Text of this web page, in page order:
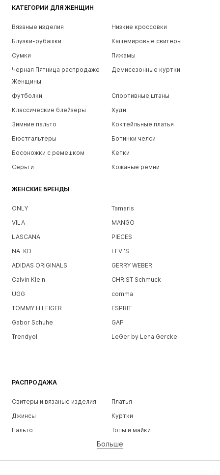
КАТЕГОРИИ ДЛЯ ЖЕНЩИН
Вязаные изделия
Низкие кроссовки
Блузки-рубашки
Кашемировые свитеры
Сумки
Пижамы
Черная Пятница распродаже
Женщины
Демисезонные куртки
Футболки
Спортивные штаны
Классические блейзеры
Худи
Зимние пальто
Коктейльные платья
Бюстгальтеры
Ботинки челси
Босоножки с ремешком
Кепки
Серьги
Кожаные ремни
ЖЕНСКИЕ БРЕНДЫ
ONLY
Tamaris
VILA
MANGO
LASCANA
PIECES
NA-KD
LEVI'S
ADIDAS ORIGINALS
GERRY WEBER
Calvin Klein
CHRIST Schmuck
UGG
comma
TOMMY HILFIGER
ESPRIT
Gabor Schuhe
GAP
Trendyol
LeGer by Lena Gercke
РАСПРОДАЖА
Свитеры и вязаные изделия
Платья
Джинсы
Куртки
Пальто
Топы и майки
Белье
Юбки
Блузки и туники
Больше